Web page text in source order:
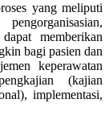
yang meliputi
memberikan
bagi pasien dan
keperawatan
(kajian
implementasi,